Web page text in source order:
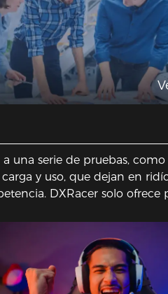
a una serie de pruebas, como
y uso, que dejan en
DXRacer solo ofrece
por alcanzar la perfección
posible para usted.